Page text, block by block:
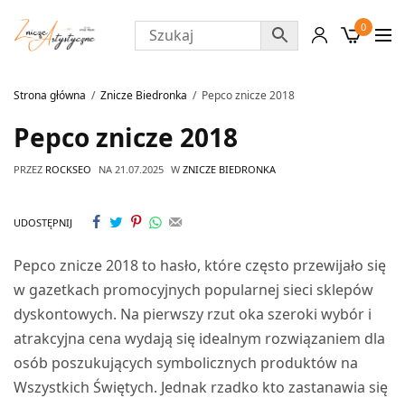
0
Strona główna Znicze Biedronka Pepco znicze 2018
Pepco znicze 2018
PRZEZ ROCKSEO NA 21.07.2025 W ZNICZE BIEDRONKA
UDOSTĘPNIJ
Pepco znicze 2018 to hasło, które często przewijało się
w gazetkach promocyjnych popularnej sieci sklepów
dyskontowych. Na pierwszy rzut oka szeroki wybór i
atrakcyjna cena wydają się idealnym rozwiązaniem dla
osób poszukujących symbolicznych produktów na
Wszystkich Świętych. Jednak rzadko kto zastanawia się